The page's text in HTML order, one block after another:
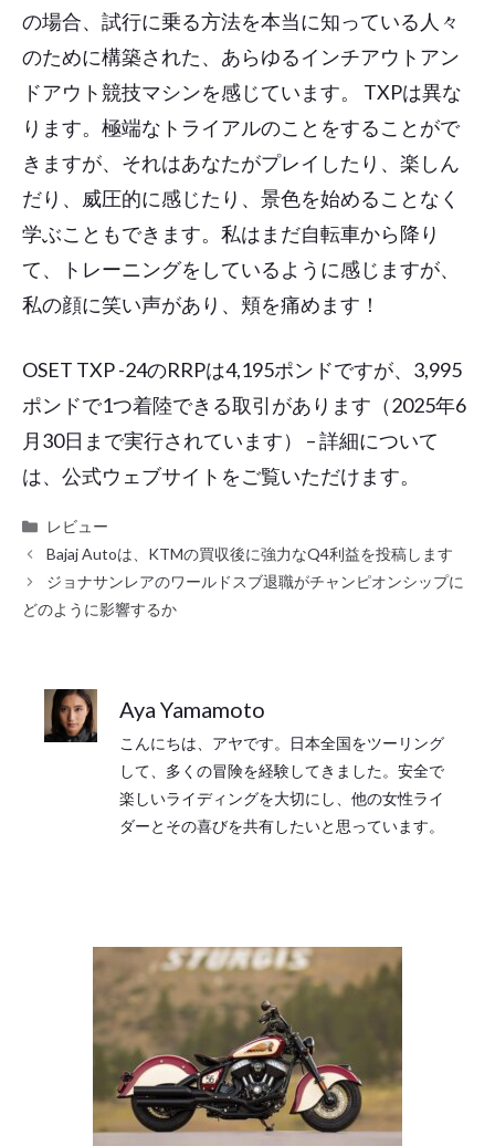
の場合、試行に乗る方法を本当に知っている人々
のために構築された、あらゆるインチアウトアン
ドアウト競技マシンを感じています。 TXPは異な
ります。極端なトライアルのことをすることがで
きますが、それはあなたがプレイしたり、楽しん
だり、威圧的に感じたり、景色を始めることなく
学ぶこともできます。私はまだ自転車から降り
て、トレーニングをしているように感じますが、
私の顔に笑い声があり、頬を痛めます！
OSET TXP -24のRRPは4,195ポンドですが、3,995
ポンドで1つ着陸できる取引があります（2025年6
月30日まで実行されています） – 詳細について
は、公式ウェブサイトをご覧いただけます。
カ
テ
リ
ー
レビュー
Bajaj Autoは、KTMの買収後に強力なQ4利益を投稿します
ジョナサンレアのワールドスブ退職がチャンピオンシップに
どのように影響するか
Aya Yamamoto
こんにちは、アヤです。日本全国をツーリング
して、多くの冒険を経験してきました。安全で
楽しいライディングを大切にし、他の女性ライ
ダーとその喜びを共有したいと思っています。